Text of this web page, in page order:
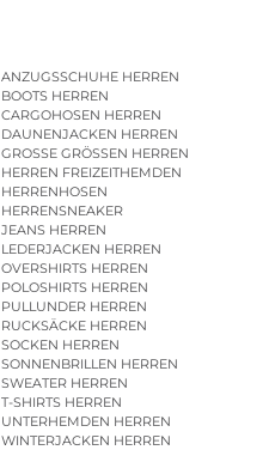
ANZUGSSCHUHE HERREN
BOOTS HERREN
CARGOHOSEN HERREN
DAUNENJACKEN HERREN
GROSSE GRÖSSEN HERREN
HERREN FREIZEITHEMDEN
HERRENHOSEN
HERRENSNEAKER
JEANS HERREN
LEDERJACKEN HERREN
OVERSHIRTS HERREN
POLOSHIRTS HERREN
PULLUNDER HERREN
RUCKSÄCKE HERREN
SOCKEN HERREN
SONNENBRILLEN HERREN
SWEATER HERREN
T-SHIRTS HERREN
UNTERHEMDEN HERREN
WINTERJACKEN HERREN